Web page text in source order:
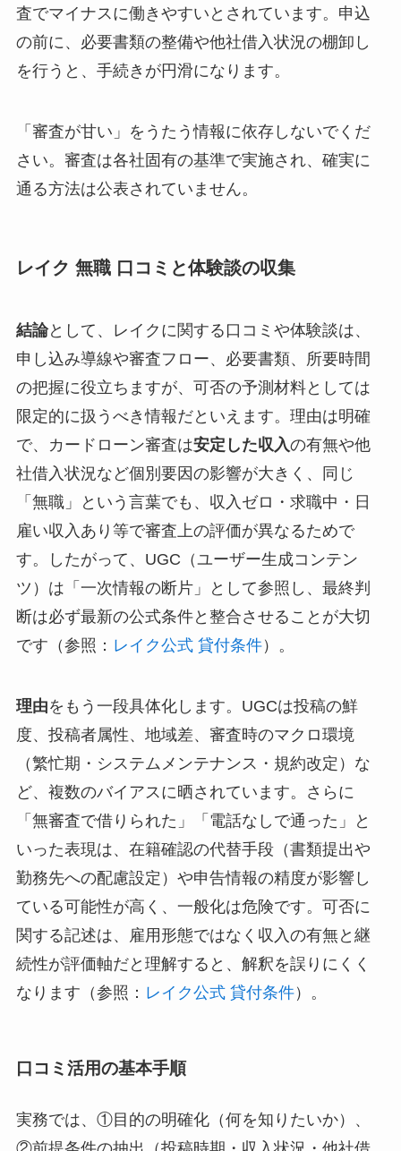
査でマイナスに働きやすいとされています。申込
の前に、必要書類の整備や他社借入状況の棚卸し
を行うと、手続きが円滑になります。
「審査が甘い」をうたう情報に依存しないでくだ
さい。審査は各社固有の基準で実施され、確実に
通る方法は公表されていません。
レイク 無職 口コミと体験談の収集
結論として、レイクに関する口コミや体験談は、
申し込み導線や審査フロー、必要書類、所要時間
の把握に役立ちますが、可否の予測材料としては
限定的に扱うべき情報だといえます。理由は明確
で、カードローン審査は安定した収入の有無や他
社借入状況など個別要因の影響が大きく、同じ
「無職」という言葉でも、収入ゼロ・求職中・日
雇い収入あり等で審査上の評価が異なるためで
す。したがって、UGC（ユーザー生成コンテン
ツ）は「一次情報の断片」として参照し、最終判
断は必ず最新の公式条件と整合させることが大切
です（参照： レイク公式 貸付条件）。
理由をもう一段具体化します。UGCは投稿の鮮
度、投稿者属性、地域差、審査時のマクロ環境
（繁忙期・システムメンテナンス・規約改定）な
ど、複数のバイアスに晒されています。さらに
「無審査で借りられた」「電話なしで通った」と
いった表現は、在籍確認の代替手段（書類提出や
勤務先への配慮設定）や申告情報の精度が影響し
ている可能性が高く、一般化は危険です。可否に
関する記述は、雇用形態ではなく 収入の有無と継
続性が評価軸だと理解すると、解釈を誤りにくく
なります（参照： レイク公式 貸付条件）。
口コミ活用の基本手順
実務では、①目的の明確化（何を知りたいか）、